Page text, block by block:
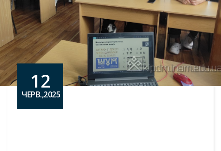
12
ЧЕРВ.,2025